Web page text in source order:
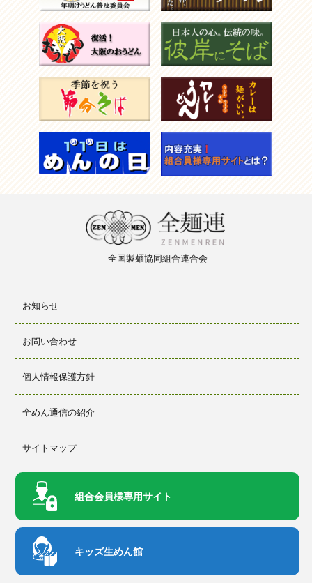
全国製麺協同組合連合会
お知らせ
お問い合わせ
個人情報保護方針
全めん通信の紹介
サイトマップ
組合会員様専用サイト
キッズ生めん館